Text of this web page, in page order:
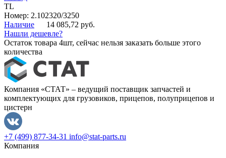
TL
Номер: 2.102320/3250
Наличие
14 085,72 руб.
Нашли дешевле?
Остаток товара 4шт, сейчас нельзя заказать больше этого
количества
Компания «СТАТ» – ведущий поставщик запчастей и
комплектующих для грузовиков, прицепов, полуприцепов и
цистерн
+7 (499) 877-34-31 info@stat-parts.ru
Компания